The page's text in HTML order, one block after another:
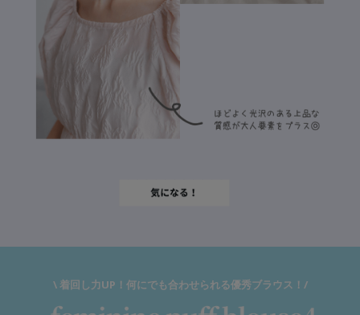
\ 着回し力UP！何にでも合わせられる優秀ブラウス！/